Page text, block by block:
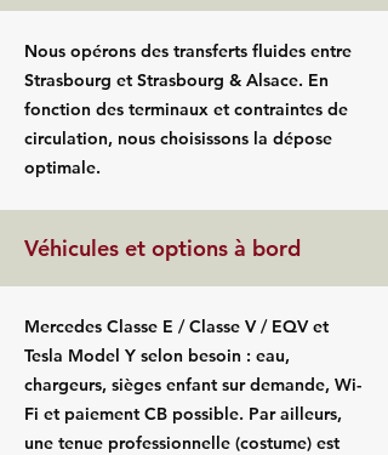
Nous opérons des transferts fluides entre
Strasbourg et Strasbourg & Alsace. En
fonction des terminaux et contraintes de
circulation, nous choisissons la dépose
optimale.
Véhicules et options à bord
Mercedes Classe E / Classe V / EQV et
Tesla Model Y selon besoin : eau,
chargeurs, sièges enfant sur demande, Wi-
Fi et paiement CB possible. Par ailleurs,
une tenue professionnelle (costume) est